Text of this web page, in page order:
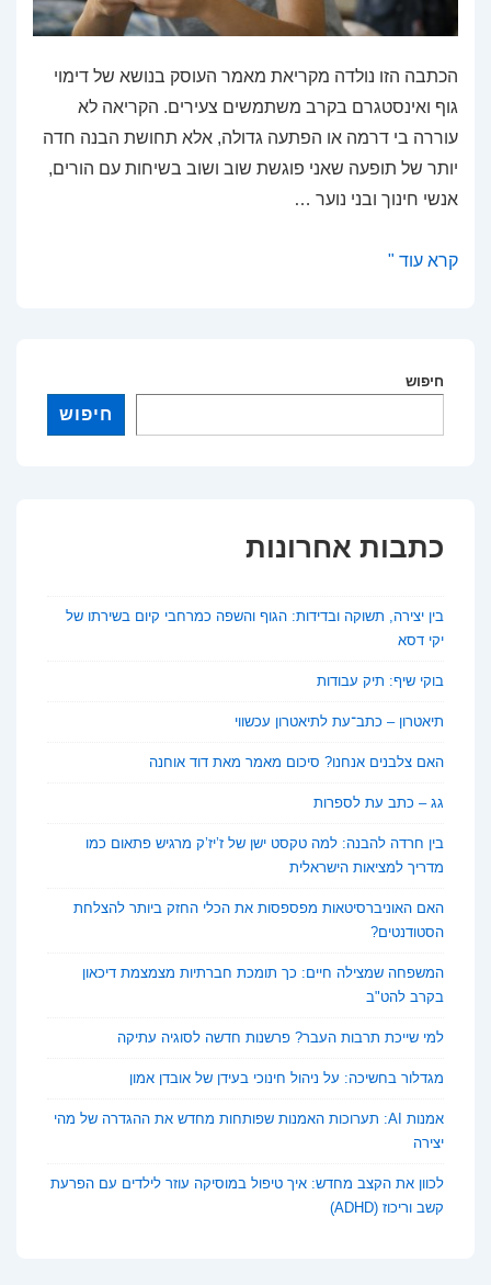
הכתבה הזו נולדה מקריאת מאמר העוסק בנושא של דימוי
גוף ואינסטגרם בקרב משתמשים צעירים. הקריאה לא
עוררה בי דרמה או הפתעה גדולה, אלא תחושת הבנה חדה
יותר של תופעה שאני פוגשת שוב ושוב בשיחות עם הורים,
אנשי חינוך ובני נוער …
שימוש
באינסטגרם
קרא עוד "
חיפוש
חיפוש
כתבות אחרונות
בין יצירה, תשוקה ובדידות: הגוף והשפה כמרחבי קיום בשירתו של
יקי דסא
בוקי שיף: תיק עבודות
תיאטרון – כתב־עת לתיאטרון עכשווי
האם צלבנים אנחנו? סיכום מאמר מאת דוד אוחנה
גג – כתב עת לספרות
בין חרדה להבנה: למה טקסט ישן של ז’יז’ק מרגיש פתאום כמו
מדריך למציאות הישראלית
האם האוניברסיטאות מפספסות את הכלי החזק ביותר להצלחת
הסטודנטים?
המשפחה שמצילה חיים: כך תומכת חברתיות מצמצמת דיכאון
בקרב להט"ב
למי שייכת תרבות העבר? פרשנות חדשה לסוגיה עתיקה
מגדלור בחשיכה: על ניהול חינוכי בעידן של אובדן אמון
אמנות AI: תערוכות האמנות שפותחות מחדש את ההגדרה של מהי
יצירה
לכוון את הקצב מחדש: איך טיפול במוסיקה עוזר לילדים עם הפרעת
קשב וריכוז (ADHD)